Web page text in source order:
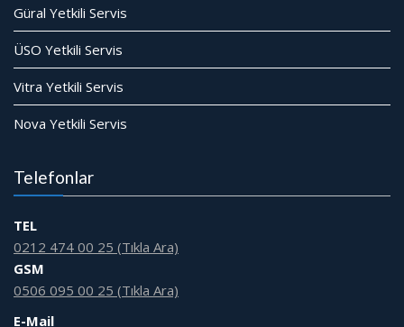
Güral Yetkili Servis
ÜSO Yetkili Servis
Vitra Yetkili Servis
Nova Yetkili Servis
Telefonlar
TEL
0212 474 00 25 (Tıkla Ara)
GSM
0506 095 00 25 (Tıkla Ara)
E-Mail